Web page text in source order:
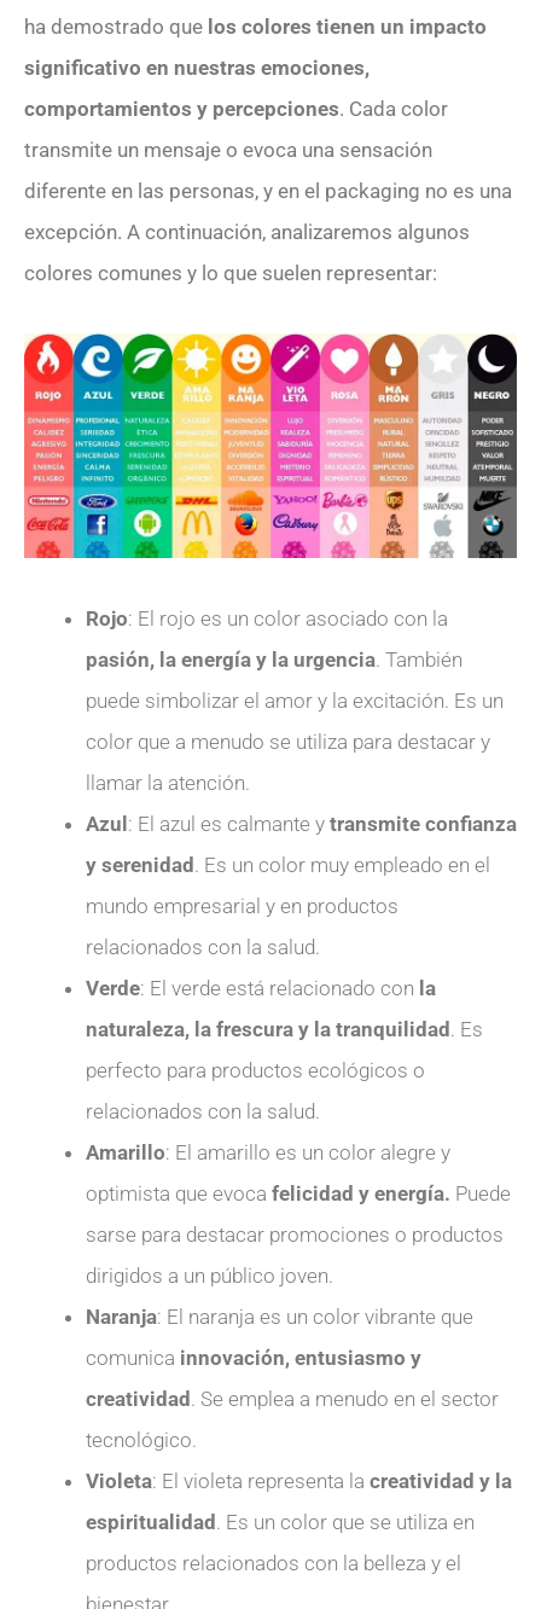
ha demostrado que los colores tienen un impacto
significativo en nuestras emociones,
comportamientos y percepciones. Cada color
transmite un mensaje o evoca una sensación
diferente en las personas, y en el packaging no es una
excepción. A continuación, analizaremos algunos
colores comunes y lo que suelen representar:
Rojo: El rojo es un color asociado con la
pasión, la energía y la urgencia. También
puede simbolizar el amor y la excitación. Es un
color que a menudo se utiliza para destacar y
llamar la atención.
Azul : El azul es calmante y transmite confianza
y serenidad . Es un color muy empleado en el
mundo empresarial y en productos
relacionados con la salud.
Verde: El verde está relacionado con la
naturaleza, la frescura y la tranquilidad . Es
perfecto para productos ecológicos o
relacionados con la salud.
Amarillo: El amarillo es un color alegre y
optimista que evoca felicidad y energía. Puede
sarse para destacar promociones o productos
dirigidos a un público joven.
Naranja: El naranja es un color vibrante que
comunica innovación, entusiasmo y
creatividad . Se emplea a menudo en el sector
tecnológico.
Violeta: El violeta representa la creatividad y la
espiritualidad . Es un color que se utiliza en
productos relacionados con la belleza y el